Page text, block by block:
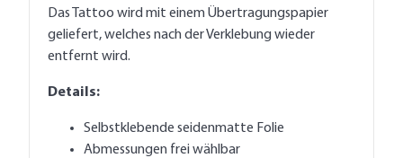
Das Tattoo wird mit einem Übertragungspapier
geliefert, welches nach der Verklebung wieder
entfernt wird.
Details:
Selbstklebende seidenmatte Folie
Abmessungen frei wählbar